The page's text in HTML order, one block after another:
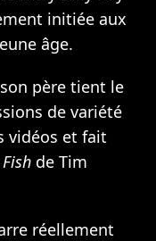
initiée aux
âge.
père tient le
de variété
vidéos et fait
de Tim
réellement